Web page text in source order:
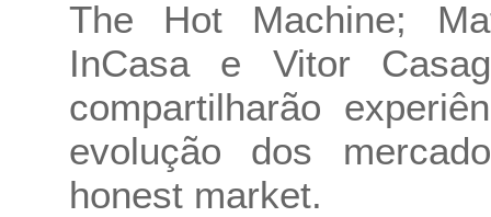
The Hot Machine;
InCasa e Vitor
compartilharão
evolução dos
honest market.